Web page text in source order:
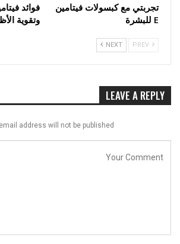
تجربتي مع كبسولات فيتامين
E للبشرة
وتقوية
NEXT
LEAVE A REPLY
address will not be published.